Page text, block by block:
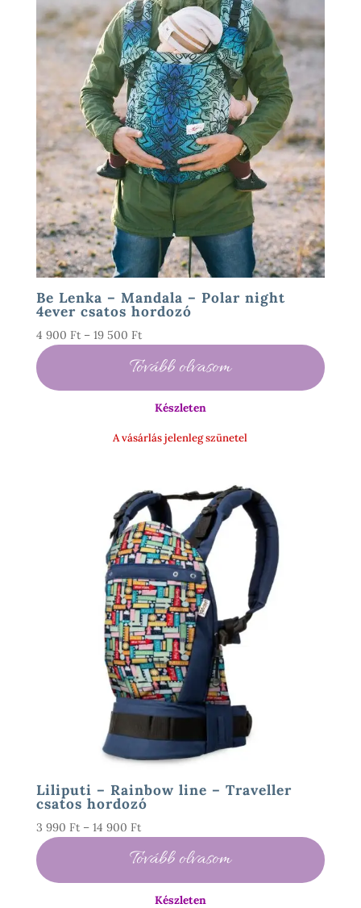
Be Lenka – Mandala – Polar night
4ever csatos hordozó
4 900 Ft – 19 500 FtÁrtartomány:
900 Ft
-
Tovább olvasom
Készleten
A vásárlás jelenleg szünetel
Liliputi – Rainbow line – Traveller
csatos hordozó
3 990 Ft – 14 900 FtÁrtartomány:
990 Ft
-
Tovább olvasom
Készleten